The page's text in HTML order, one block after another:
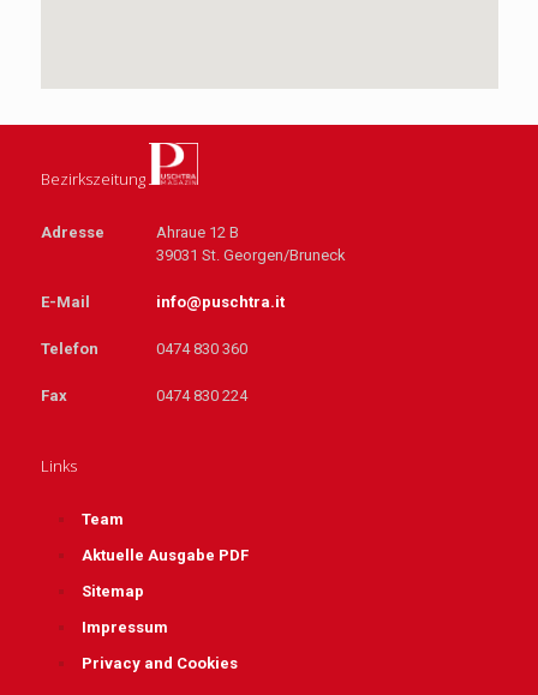
Bezirkszeitung
Adresse
Ahraue 12 B
39031 St. Georgen/Bruneck
E-Mail info@puschtra.it
Telefon 0474 830 360
Fax 0474 830 224
Links
Team
Aktuelle Ausgabe PDF
Sitemap
Impressum
Privacy and Cookies